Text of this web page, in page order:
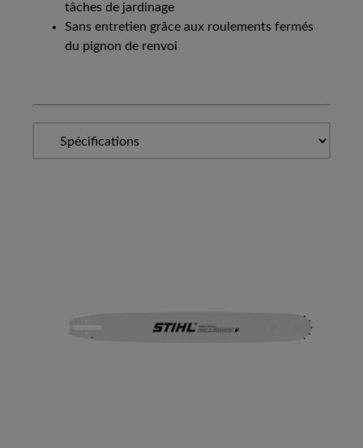
tâches de jardinage
Sans entretien grâce aux roulements fermés
du pignon de renvoi